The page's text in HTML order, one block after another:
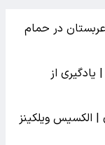
در حمام
زن با شاگرد ۱۷ ساله | یادگیری از
الکسیس ویلکینز